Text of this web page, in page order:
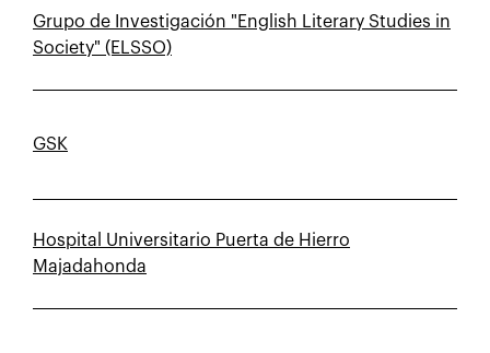
Grupo de Investigación "English Literary Studies in
Society" (ELSSO)
GSK
Hospital Universitario Puerta de Hierro
Majadahonda